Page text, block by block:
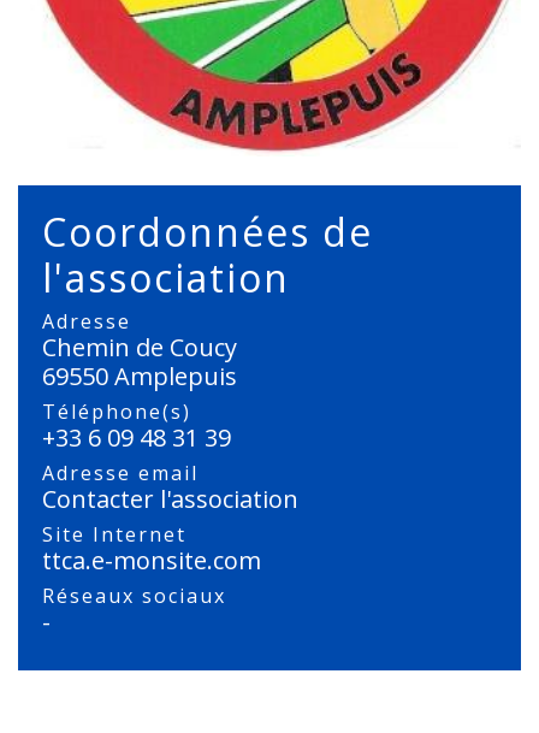
Coordonnées de
l'association
Adresse
Chemin de Coucy
69550 Amplepuis
Téléphone(s)
+33 6 09 48 31 39
Adresse email
Contacter l'association
Site Internet
ttca.e-monsite.com
Réseaux sociaux
-